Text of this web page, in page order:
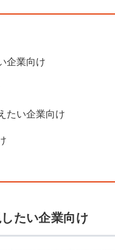
企業向け
たい企業向け
たい企業向け